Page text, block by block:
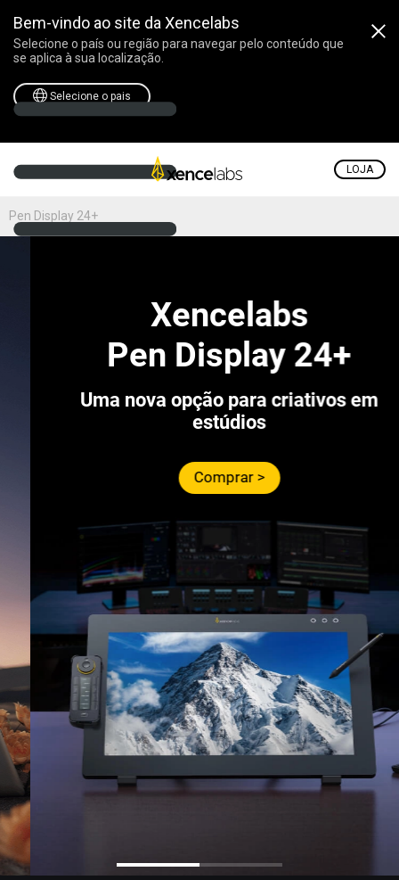
Bem-vindo ao site da Xencelabs
Selecione o país ou região para navegar pelo conteúdo que
se aplica à sua localização.
Selecione o pais
LOJA
Pen Display 24+
Xencelabs
Pen Display 24+
Uma nova opção para criativos em
estúdios
Comprar >